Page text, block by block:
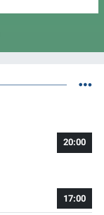
20:00
17:00